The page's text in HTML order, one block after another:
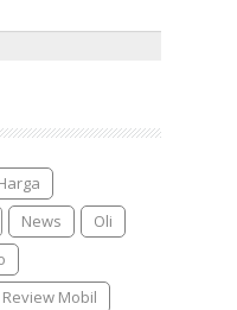
News
Oli
Review Mobil